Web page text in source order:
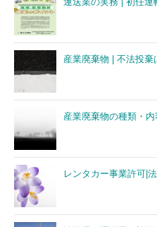
産業廃棄物 | 不法投
産業廃棄物の種類・
レンタカー事業許可|